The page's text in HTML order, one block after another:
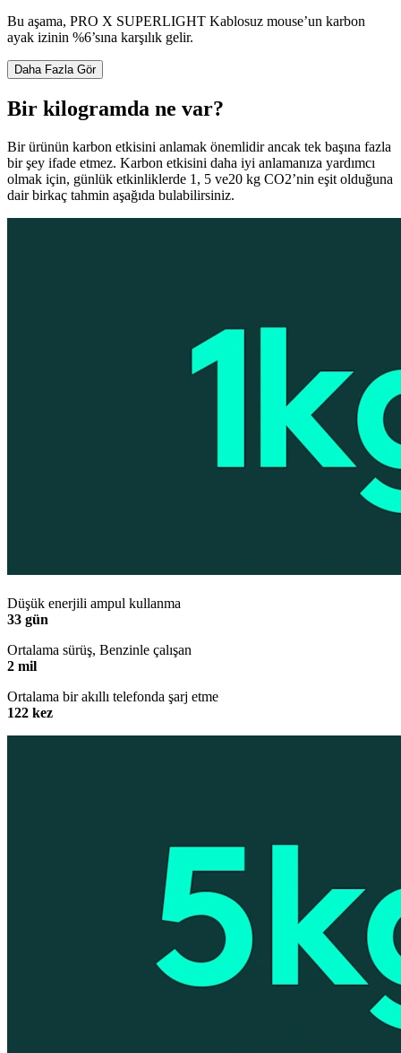
Bu aşama, PRO X SUPERLIGHT Kablosuz mouse’un karbon
ayak izinin %6’sına karşılık gelir.
Daha Fazla Gör
Bir kilogramda ne var?
Bir ürünün karbon etkisini anlamak önemlidir ancak tek başına fazla
bir şey ifade etmez. Karbon etkisini daha iyi anlamanıza yardımcı
olmak için, günlük etkinliklerde 1, 5 ve20 kg CO2’nin eşit olduğuna
dair birkaç tahmin aşağıda bulabilirsiniz.
Düşük enerjili ampul kullanma
33 gün
Ortalama sürüş, Benzinle çalışan
2 mil
Ortalama bir akıllı telefonda şarj etme
122 kez